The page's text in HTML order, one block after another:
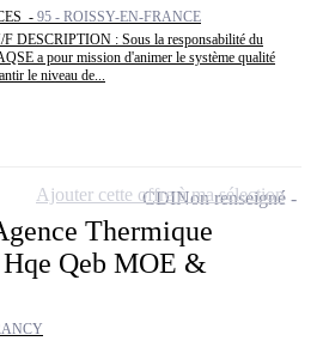
- 95 - ROISSY-EN-FRANCE
DESCRIPTION : Sous la responsabilité du
a pour mission d'animer le système qualité
le niveau de...
Thermique
Qeb MOE &
CDINon renseigné
Ajouter cette offre à ma sélection